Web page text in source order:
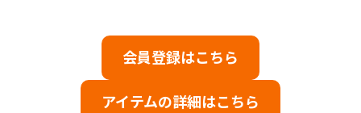
会員登録はこちら
アイテムの詳細はこちら